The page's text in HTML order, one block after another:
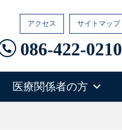
アクセス サイトマップ
086-422-0210
医療関係者の方